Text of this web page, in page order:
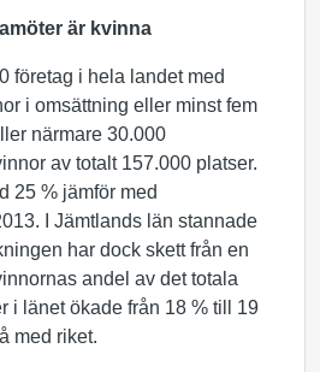
är kvinna
företag i hela landet med
i omsättning eller minst fem
närmare 30.000
av totalt 157.000 platser.
25 % jämför med
I Jämtlands län stannade
har dock skett från en
andel av det totala
i länet ökade från 18 % till 19
med riket.